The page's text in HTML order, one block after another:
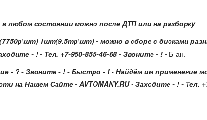
любом состоянии можно после ДТП или на разборку
1шт(9.5тр\шт) - можно в сборе с дисками
- ! - Тел. +7-950-855-46-68 - Звоните - ! - Б-ан.
- ? - Звоните - ! - Быстро - ! - Найдём им применение
Нашем Сайте - AVTOMANY.RU - Заходите - ! - Тел.